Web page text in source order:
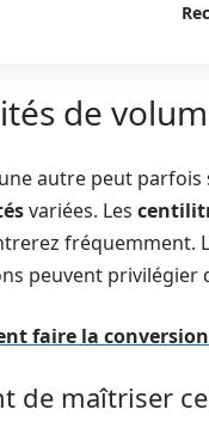
de
autre peut parfois
variées. Les
fréquemment.
peuvent privilégier
faire la
de maîtriser